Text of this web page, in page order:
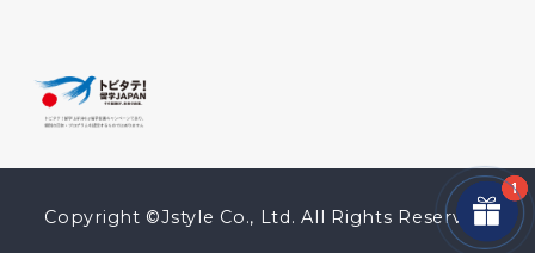
Copyright ©Jstyle Co., Ltd. All Rights Reserved.